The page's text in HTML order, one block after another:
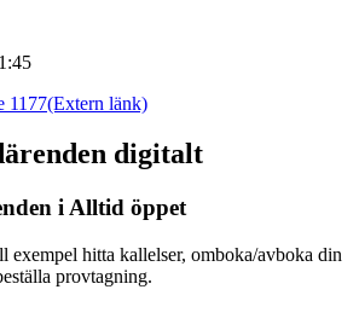
1177(Extern länk)
digitalt
i Alltid öppet
hitta kallelser, omboka/avboka din
provtagning.